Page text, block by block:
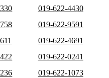
019-622-4430
019-622-9591
019-622-4691
019-622-0241
019-622-1073